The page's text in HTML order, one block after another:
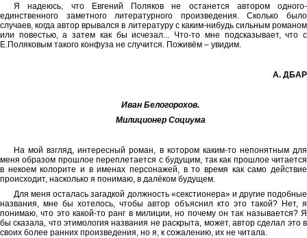
Я надеюсь, что Евгений Поляков не останется автором одного-
единственного заметного литературного произведения. Сколько было
случаев, когда автор врывался в литературу с каким-нибудь сильным романом
или повестью, а затем как бы исчезал... Что-то мне подсказывает, что с
Е.Поляковым такого конфуза не случится. Поживём – увидим.
А. ДБАР
Иван Белогорохов.
Милиционер Социума
На мой взгляд, интересный роман, в котором каким-то непонятным для
меня образом прошлое переплетается с будущим, так как прошлое читается
в некоем колорите и в именах персонажей, в то время как само действие
происходит, насколько я понимаю, в далёком будущем.
Для меня осталась загадкой должность «секстионера» и другие подобные
названия, мне бы хотелось, чтобы автор объяснил кто это такой? Нет, я
понимаю, что это какой-то ранг в милиции, но почему он так называется? Я
бы сказала, что этимология названия не раскрыта, может, автор сделал это в
своих более ранних произведения, но я, к сожалению, их не читала.